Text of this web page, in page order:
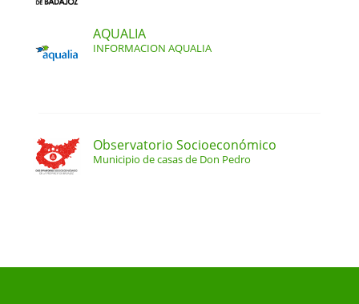
AQUALIA
INFORMACION AQUALIA
Observatorio Socioeconómico
Municipio de casas de Don Pedro